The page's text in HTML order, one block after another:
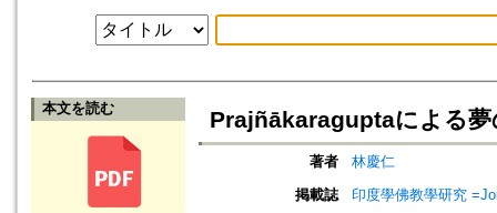
本文を読む Prajñākaraguptaによる夢
著者
林慶仁
掲載誌
印度學佛教學研究